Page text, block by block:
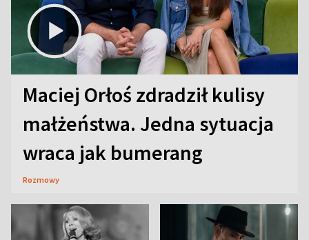
Maciej Orłoś zdradził kulisy
małżeństwa. Jedna sytuacja
wraca jak bumerang
Rozmowy